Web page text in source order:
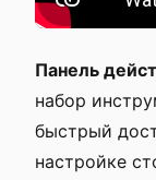
Панель
набор
быстрый
настройке